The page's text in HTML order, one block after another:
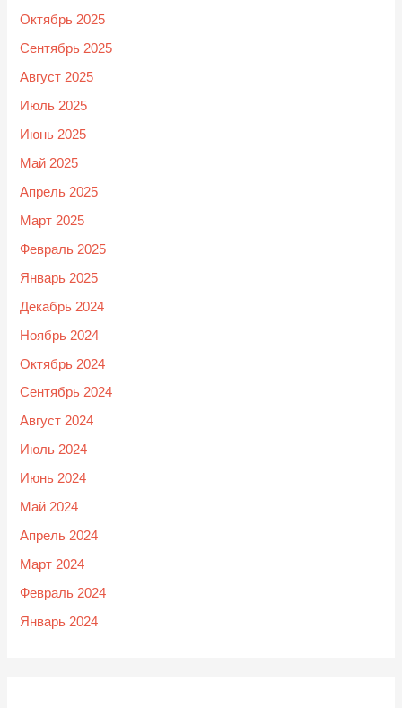
Октябрь 2025
Сентябрь 2025
Август 2025
Июль 2025
Июнь 2025
Май 2025
Апрель 2025
Март 2025
Февраль 2025
Январь 2025
Декабрь 2024
Ноябрь 2024
Октябрь 2024
Сентябрь 2024
Август 2024
Июль 2024
Июнь 2024
Май 2024
Апрель 2024
Март 2024
Февраль 2024
Январь 2024